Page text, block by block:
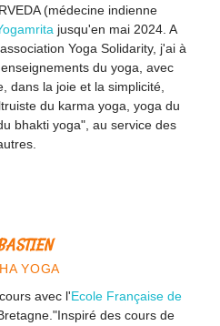
(médecine indienne
jusqu'en mai 2024. A
Yoga Solidarity, j'ai à
du yoga, avec
dans la joie et la simplicité,
du karma yoga, yoga du
bhakti yoga", au service des
YOGA
avec l'Ecole Française de
des cours de